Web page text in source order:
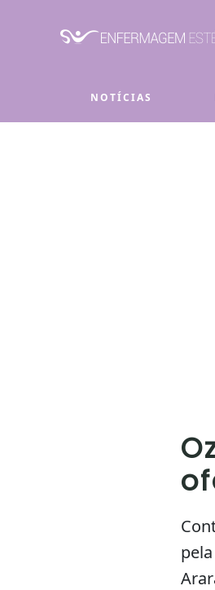
Skip to main content
NOTÍCIAS